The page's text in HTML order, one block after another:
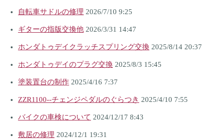
自転車サドルの修理 2026/7/10 9:25
ギターの指版交換他 2026/3/31 14:47
ホンダトゥデイクラッチスプリング交換 2025/8/14 20:37
ホンダトゥデイのプラグ交換 2025/8/3 15:45
塗装置台の制作 2025/4/16 7:37
ZZR1100--チェンジペダルのぐらつき 2025/4/10 7:55
バイクの車検について 2024/12/17 8:43
敷居の修理 2024/12/1 19:31